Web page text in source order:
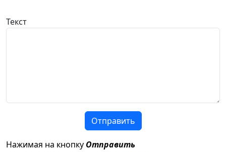
Текст
Отправить
Нажимая на кнопку Отправить